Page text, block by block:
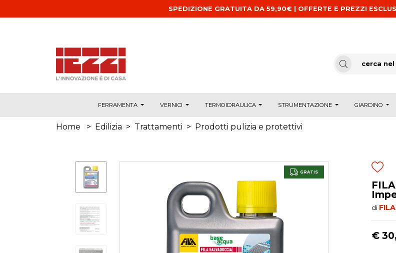
SPEDIZIONE GRATUITA DA 59,90€ | OFFERTE E PREZZI
FERRAMENTA VERNICI TERMOIDRAULICA STRUMENTAZIONE GIARDINO
Home > Edilizia > Trattamenti > Prodotti pulizia e protettivi
GRATIS
di FILA
€